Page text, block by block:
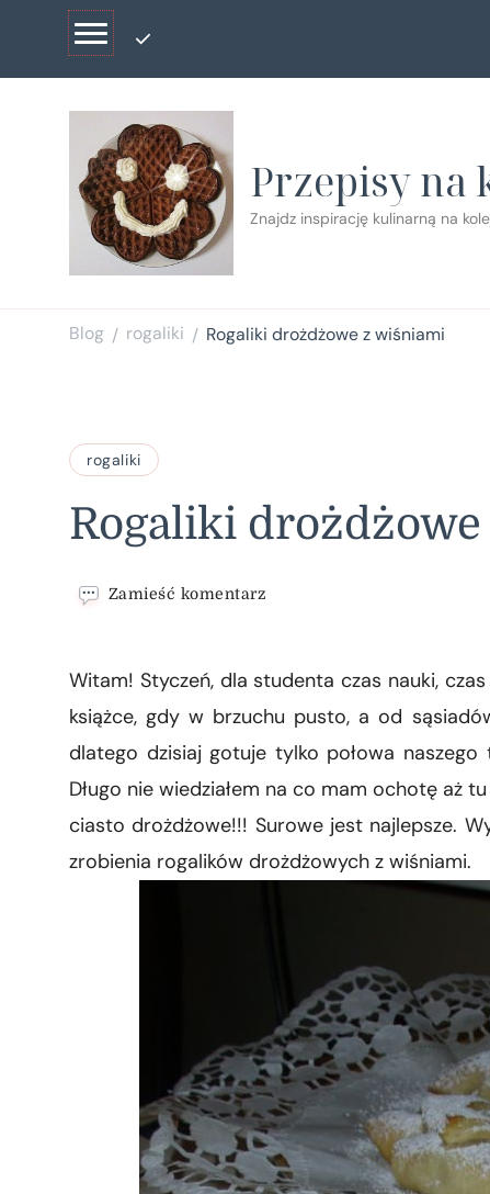
Przepisy na
Znajdz inspirację kulinarną na
Blog / rogaliki / Rogaliki drożdżowe z wiśniami
rogaliki
Rogaliki
Zamieść komentarz
z
wiśniami
Witam! Styczeń, dla studenta czas nauki,
książce, gdy w brzuchu pusto, a od
dlatego dzisiaj gotuje tylko połowa
Długo nie wiedziałem na co mam ochotę aż
ciasto drożdżowe!!! Surowe jest najlepsze.
zrobienia rogalików drożdżowych z wiśniami.